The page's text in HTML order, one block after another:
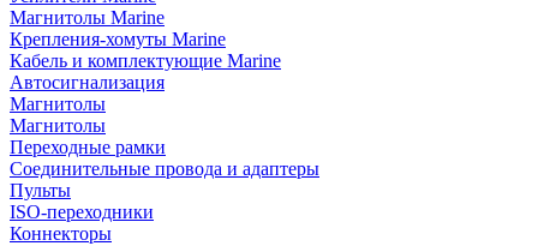
Магнитолы Marine
Крепления-хомуты Marine
Кабель и комплектующие Marine
Автосигнализация
Магнитолы
Магнитолы
Переходные рамки
Соединительные провода и адаптеры
Пульты
ISO-переходники
Коннекторы